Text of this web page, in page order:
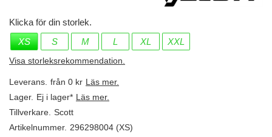
Klicka för din storlek.
XS
S M L XL XXL
Visa storleksrekommendation.
Leverans. från 0 kr Läs mer.
Lager. Ej i lager* Läs mer.
Tillverkare. Scott
Artikelnummer. 296298004 (XS)